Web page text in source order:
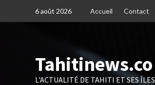
6 août 2026 Accueil Contact
Tahitinews.co
L'ACTUALITÉ DE TAHITI ET SES ÎLES